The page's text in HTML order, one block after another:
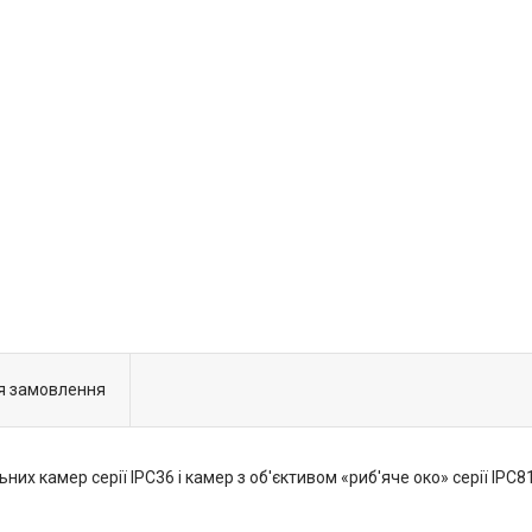
замовлення
камер серії IPC36 і камер з об'єктивом «риб'яче око» серії